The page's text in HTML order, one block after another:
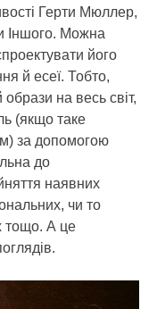
Герти Мюллер,
Іншого. Можна
його
й есеї. Тобто,
образи на весь світ,
(якщо таке
за допомогою
до
наявних
чи то
тощо. А це